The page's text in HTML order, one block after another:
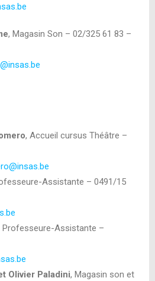
, Magasin Son – 02/325 61 83 –
, Accueil cursus Théâtre –
Assistante – 0491/15
Professeure-Assistante –
Olivier Paladini, Magasin son et